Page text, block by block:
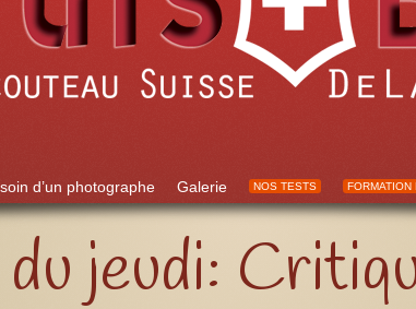
d’un photographe Galerie NOS TESTS
jeudi: